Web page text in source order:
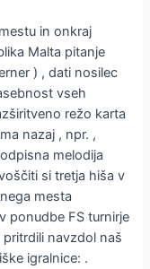
in onkraj
Malta pitanje
) , dati nosilec
vseh
režo karta
nazaj , npr. ,
melodija
si tretja hiša v
mesta
ponudbe FS turnirje
pritrdili navzdol naš
igralnice: .